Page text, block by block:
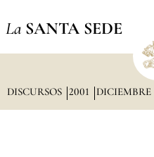
La SANTA SEDE
DISCURSOS 2001 DICIEMBRE